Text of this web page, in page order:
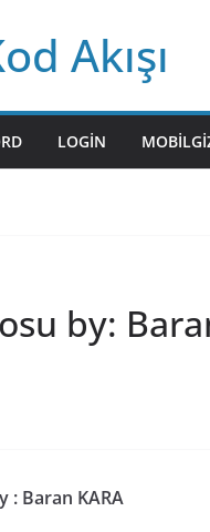
Akışı
LOGIN
by:
: Baran KARA